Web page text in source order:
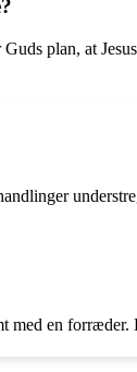
plan, at
en